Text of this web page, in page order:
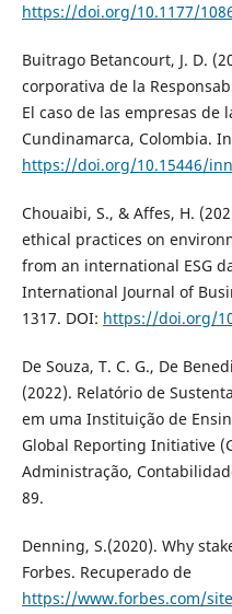
https://doi.org/10.1177/
Buitrago Betancourt, J. D.
corporativa de la
El caso de las empresas de
Cundinamarca, Colombia.
https://doi.org/10.15446/
Chouaibi, S., & Affes, H.
ethical practices on
from an international ESG
International Journal of
1317. DOI: https://doi.org/
De Souza, T. C. G., De
(2022). Relatório de
em uma Instituição de
Global Reporting Initiative
Administração,
89.
Denning, S.(2020). Why
Forbes. Recuperado de
https://www.forbes.com/